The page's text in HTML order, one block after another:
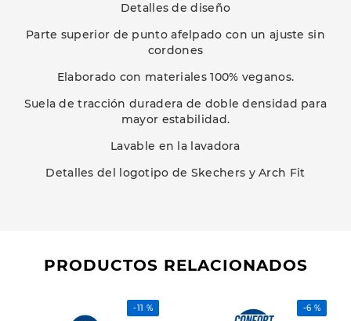
Detalles de diseño
Parte superior de punto afelpado con un ajuste sin
cordones
Elaborado con materiales 100% veganos.
Suela de tracción duradera de doble densidad para
mayor estabilidad.
Lavable en la lavadora
Detalles del logotipo de Skechers y Arch Fit
PRODUCTOS RELACIONADOS
-11 % -6 %